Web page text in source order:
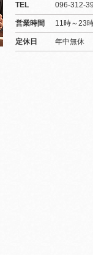
TEL 096-312-
営業時間 11時～23
定休日 年中無休